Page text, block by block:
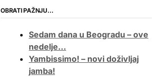
OBRATI PAŽNJU…
Sedam dana u Beogradu – ove
nedelje…
Yambissimo! – novi doživljaj
jamba!